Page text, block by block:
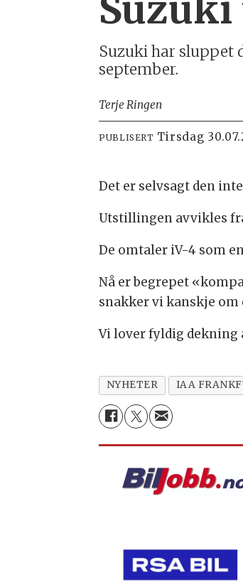
Suzuki har sluppet
september.
Terje Ringen
PUBLISERT tirsdag
Det er selvsagt den
Utstillingen avvikles
De omtaler iV-4 som
Nå er begrepet
snakker vi kanskje
Vi lover fyldig dekning
NYHETER IAA